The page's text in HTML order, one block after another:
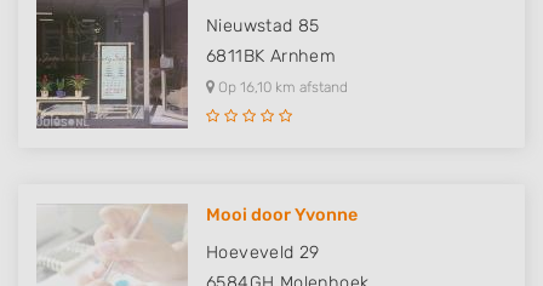
Nieuwstad 85
6811BK Arnhem
Op 16,10 km afstand
Mooi door Yvonne
Hoeveveld 29